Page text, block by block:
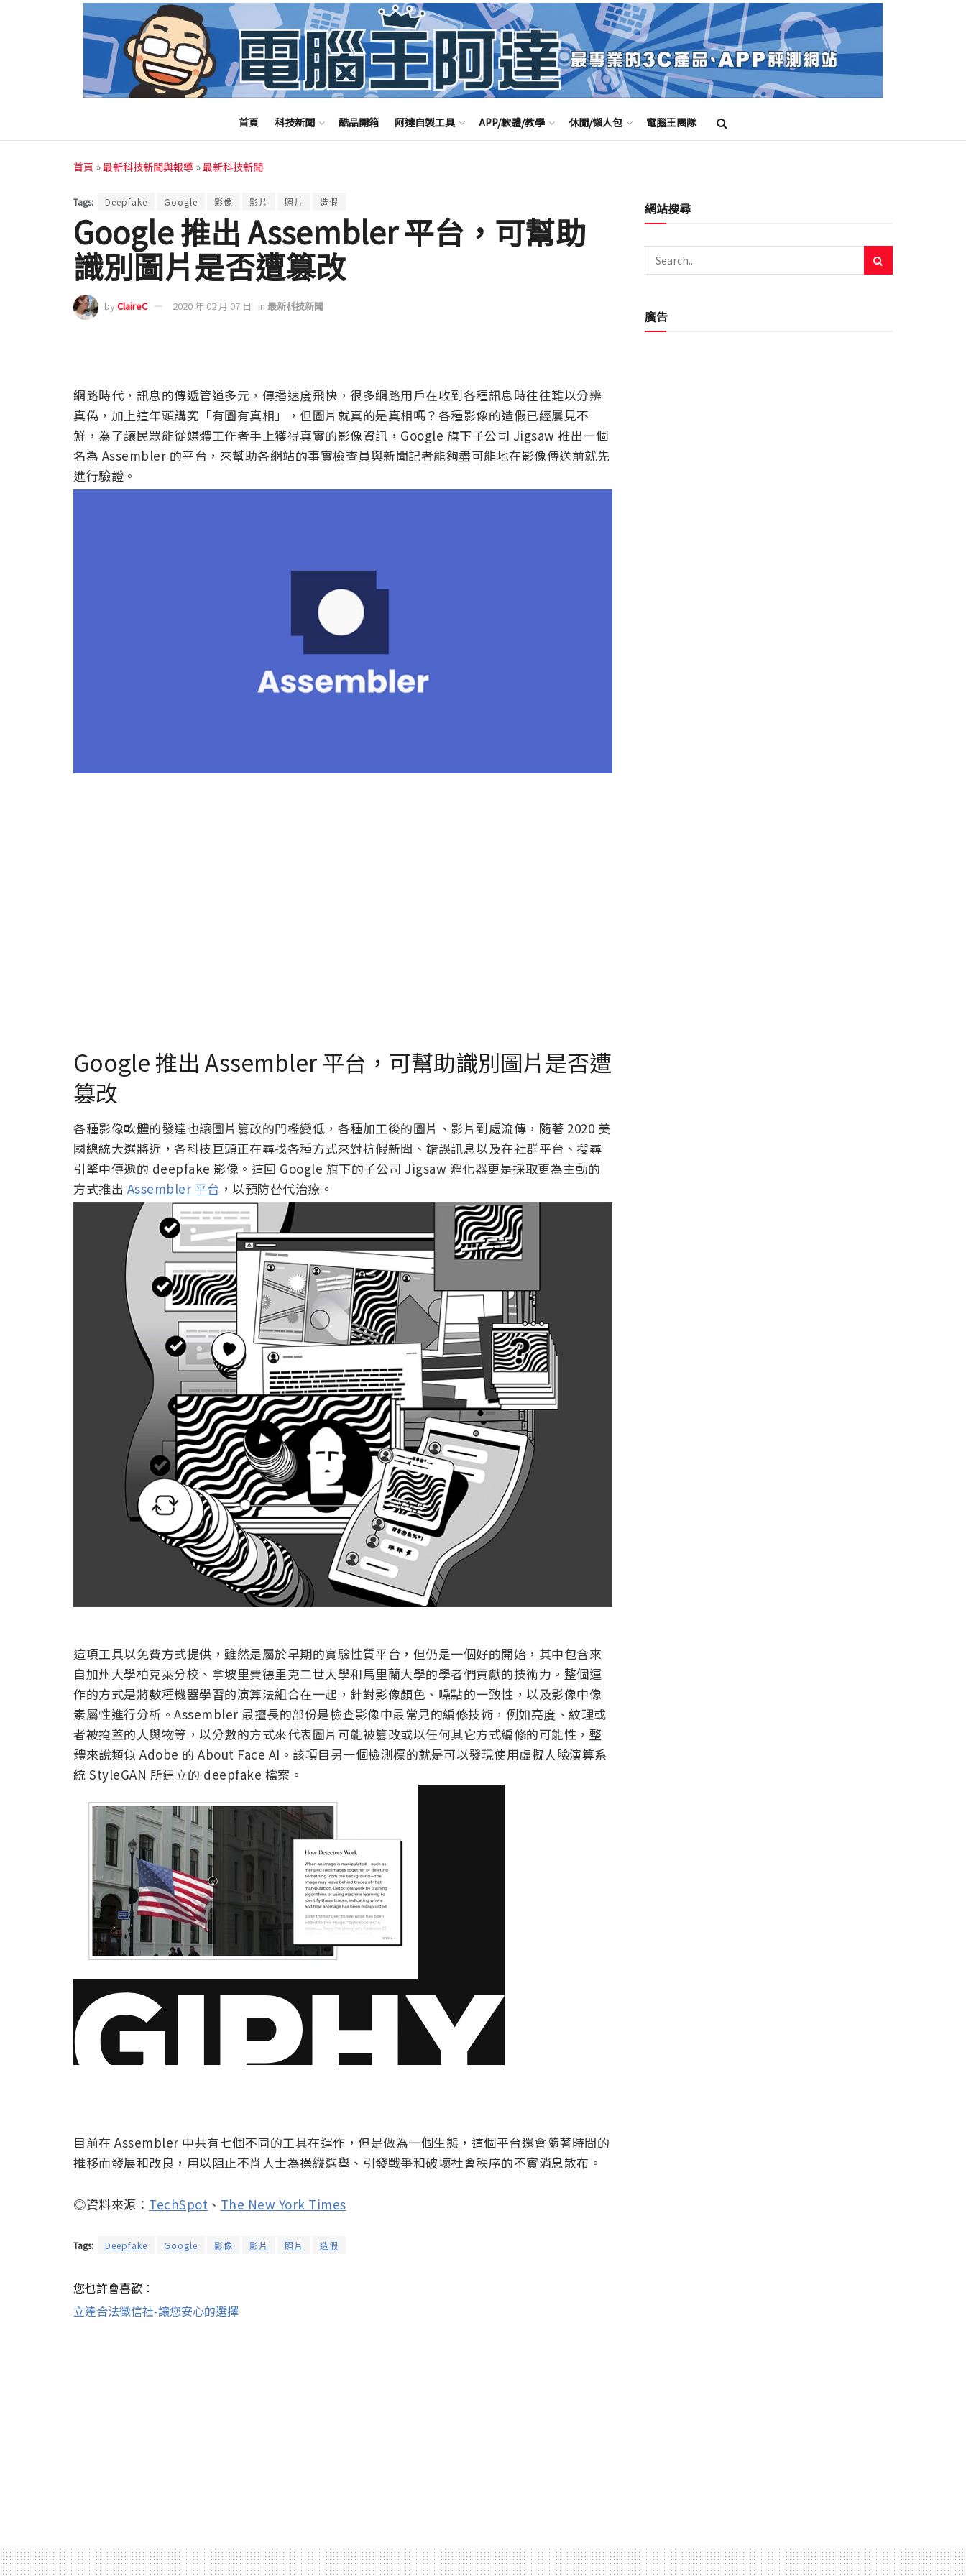
首頁 科技新聞 酷品開箱 阿達自製工具 APP/軟體/教學 休閒/懶人包 電腦王團隊
首頁 »最新科技新聞與報導 »最新科技新聞
Tags: Deepfake Google 影像 影片 照片 造假
Google 推出 Assembler 平台，可幫助
識別圖片是否遭篡改
byClaireC 2020 年 02 月 07 日 in 最新科技新聞
網路時代，訊息的傳遞管道多元，傳播速度飛快，很多網路用戶在收到各種訊息時往往難以分辨
真偽，加上這年頭講究「有圖有真相」，但圖片就真的是真相嗎？各種影像的造假已經屢見不
鮮，為了讓民眾能從媒體工作者手上獲得真實的影像資訊，Google 旗下子公司 Jigsaw 推出一個
名為 Assembler 的平台，來幫助各網站的事實檢查員與新聞記者能夠盡可能地在影像傳送前就先
進行驗證。
Google 推出 Assembler 平台，可幫助識別圖片是否遭
篡改
各種影像軟體的發達也讓圖片篡改的門檻變低，各種加工後的圖片、影片到處流傳，隨著 2020 美
國總統大選將近，各科技巨頭正在尋找各種方式來對抗假新聞、錯誤訊息以及在社群平台、搜尋
引擎中傳遞的 deepfake 影像。這回 Google 旗下的子公司 Jigsaw 孵化器更是採取更為主動的
方式推出 Assembler 平台 ，以預防替代治療。
這項工具以免費方式提供，雖然是屬於早期的實驗性質平台，但仍是一個好的開始，其中包含來
自加州大學柏克萊分校、拿坡里費德里克二世大學和馬里蘭大學的學者們貢獻的技術力。整個運
作的方式是將數種機器學習的演算法組合在一起，針對影像顏色、噪點的一致性，以及影像中像
素屬性進行分析。Assembler 最擅長的部份是檢查影像中最常見的編修技術，例如亮度、紋理或
者被掩蓋的人與物等，以分數的方式來代表圖片可能被篡改或以任何其它方式編修的可能性，整
體來說類似 Adobe 的 About Face AI。該項目另一個檢測標的就是可以發現使用虛擬人臉演算系
統 StyleGAN 所建立的 deepfake 檔案。
目前在 Assembler 中共有七個不同的工具在運作，但是做為一個生態，這個平台還會隨著時間的
推移而發展和改良，用以阻止不肖人士為操縱選舉、引發戰爭和破壞社會秩序的不實消息散布。
◎資料來源： TechSpot 、 The New York Times
Tags: Deepfake Google 影像 影片 照片 造假
您也許會喜歡：
立達合法徵信社-讓您安心的選擇
網站搜尋
廣告